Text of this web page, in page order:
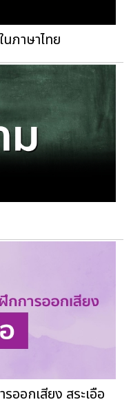
ภาษาไทย
ออกเสียง สระเอือ